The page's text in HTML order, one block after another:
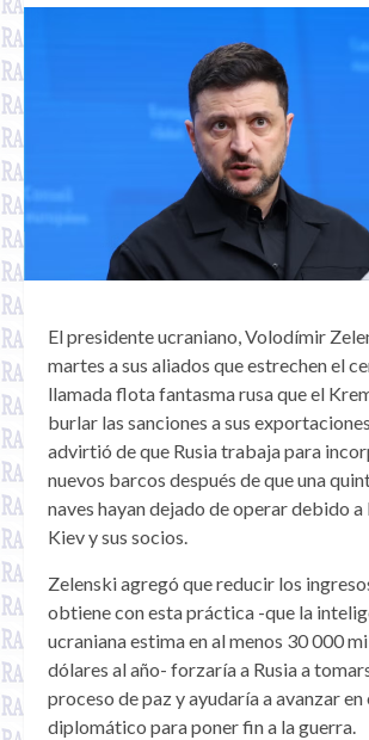
El presidente ucraniano, Volodímir
martes a sus aliados que estrechen el
llamada flota fantasma rusa que el
burlar las sanciones a sus
advirtió de que Rusia trabaja para
nuevos barcos después de que una
naves hayan dejado de operar debido a
Kiev y sus socios.
Zelenski agregó que reducir los
obtiene con esta práctica -que la
ucraniana estima en al menos 30 000
dólares al año- forzaría a Rusia a
proceso de paz y ayudaría a avanzar en
diplomático para poner fin a la guerra.